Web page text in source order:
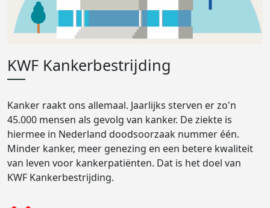
KWF Kankerbestrijding
Kanker raakt ons allemaal. Jaarlijks sterven er zo'n
45.000 mensen als gevolg van kanker. De ziekte is
hiermee in Nederland doodsoorzaak nummer één.
Minder kanker, meer genezing en een betere kwaliteit
van leven voor kankerpatiënten. Dat is het doel van
KWF Kankerbestrijding.